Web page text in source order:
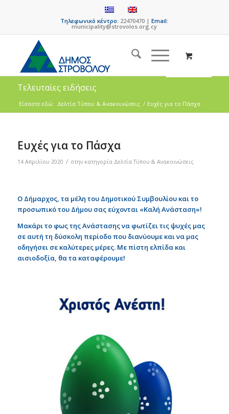
Τηλεφωνικό κέντρο: 22470470 |Email:
municipality@strovolos.org.cy
Τελευταίες ειδήσεις
Είσαστε εδώ: Δελτία Τύπου & Ανακοινώσεις / Ευχές για το Πάσχα
Ευχές για το Πάσχα
14 Απριλίου 2020 / στην κατηγορία Δελτία Τύπου & Ανακοινώσεις
Ο Δήμαρχος, τα μέλη του Δημοτικού Συμβουλίου και το
προσωπικό του Δήμου σας εύχονται «Καλή Ανάσταση»!
Μακάρι το φως της Ανάστασης να φωτίζει τις ψυχές μας
σε αυτή τη δύσκολη περίοδο που διανύουμε και να μας
οδηγήσει σε καλύτερες μέρες. Με πίστη ελπίδα και
αισιοδοξία, θα τα καταφέρουμε!